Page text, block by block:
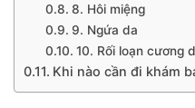
8. Hôi miệng
9. Ngứa da
10. Rối loạn cương
Khi nào cần đi khám